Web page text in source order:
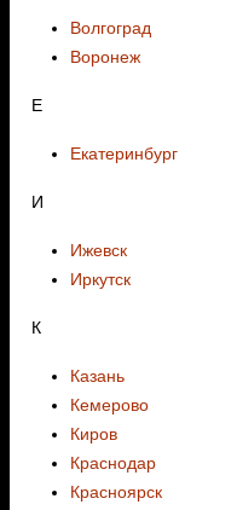
Волгоград
Воронеж
E
Екатеринбург
И
Ижевск
Иркутск
К
Казань
Кемерово
Киров
Краснодар
Красноярск